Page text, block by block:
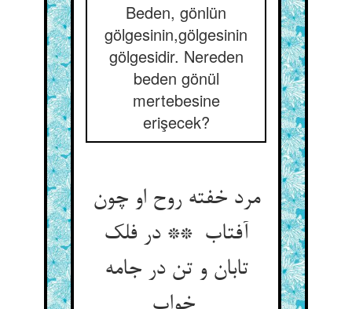
Beden, gönlün
gölgesinin,gölgesinin
gölgesidir. Nereden
beden gönül
mertebesine
erişecek?
مرد خفته روح او چون
آفتاب ** در فلک
تابان و تن در جامه